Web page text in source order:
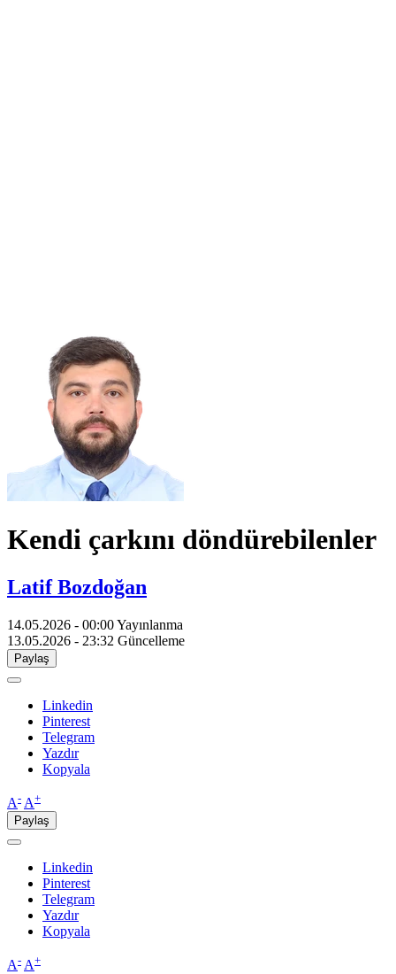
Kendi çarkını döndürebilenler
Latif Bozdoğan
14.05.2026 - 00:00Yayınlanma
13.05.2026 - 23:32 Güncelleme
Paylaş
Linkedin
Pinterest
Telegram
Yazdır
Kopyala
A- A+
Paylaş
Linkedin
Pinterest
Telegram
Yazdır
Kopyala
A- A+